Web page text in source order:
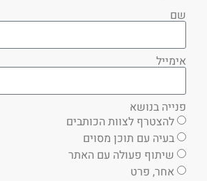
שם
אימייל
פנייה בנושא
להצטרף לצוות הכותבים
בעיה עם תוכן מסוים
שיתוף פעולה עם האתר
אחר, פרט